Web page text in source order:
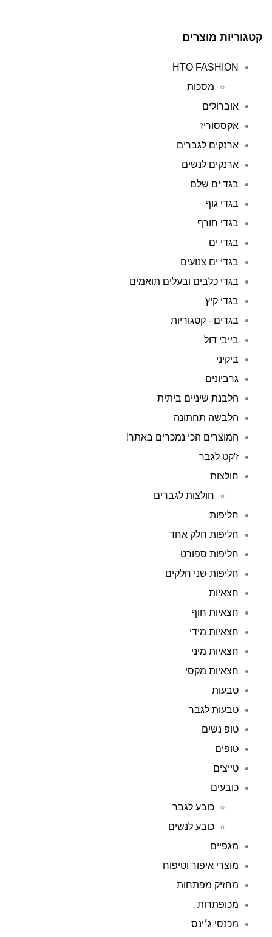
קטגוריות מוצרים
HTO FASHION
מסכות
אוברולים
אקססוריז
ארנקים לגברים
ארנקים לנשים
בגד ים שלם
בגדי גוף
בגדי חורף
בגדי ים
בגדי ים צנועים
בגדי כלבים ובעלים תואמים
בגדי קיץ
בגדים - קטגוריות
בייבי דול
ביקיני
גרביונים
הלבנת שיניים ביתית
הלבשה תחתונה
המוצרים הכי נמכרים באתר!
ז'קט לגבר
חולצות
חולצות לגברים
חליפות
חליפות חלק אחד
חליפות ספורט
חליפות שני חלקים
חצאיות
חצאיות חוף
חצאיות מידי
חצאיות מיני
חצאיות מקסי
טבעות
טבעות לגבר
טופ נשים
טופים
טייצים
כובעים
כובע לגבר
כובע לנשים
מגפיים
מוצרי איפור וטיפוח
מחזיק מפתחות
מכופתרות
מכנסי ג׳ינס